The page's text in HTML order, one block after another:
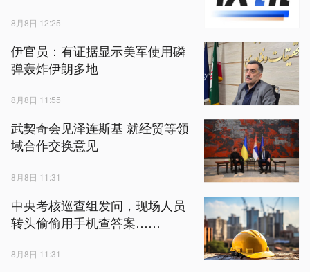
8月8日 12:25
伊官员：有证据显示美军使用磷
弹轰炸伊朗多地
8月8日 11:55
武契奇会见泽连斯基 就经贸等领
域合作交换意见
8月8日 11:31
中央考核巡查组发问，现场人员
转头偷偷用手机查答案……
8月8日 11:31